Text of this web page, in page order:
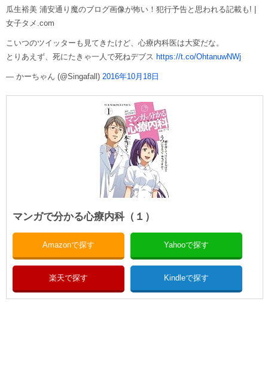
瓜生裕美 浦安通り魔のブログ画像が怖い！犯行予告と思われる記載も! |
女子タメ.com
こいつのツイッターも見てきたけど、心療内科医は大変だな。
とりあえず、死にたきゃ一人で死ねデブス https://t.co/OhtanuwNWj
— かーちゃん (@Singafall) 2016年10月18日
マンガで分かる心療内科（１）
Amazonで探す Yahooで探す
楽天で探す Kindleで探す